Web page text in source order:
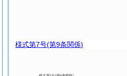
様式第7号(第9条関係)